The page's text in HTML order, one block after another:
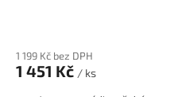
1 199 Kč bez DPH
1 451 Kč / ks